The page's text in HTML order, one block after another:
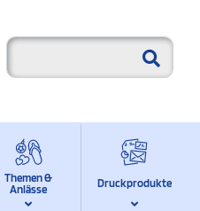
Themen &
Anlässe
Druckprodukte